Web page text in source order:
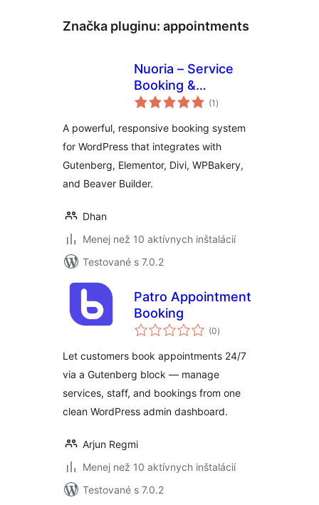
Značka pluginu: appointments
Nuoria – Service
Booking &
Appointments
(1 celkové
hodnotenie
)
A powerful, responsive booking system
for WordPress that integrates with
Gutenberg, Elementor, Divi, WPBakery,
and Beaver Builder.
Dhan
Menej než 10 aktívnych inštalácií
Testované s 7.0.2
Patro Appointment
Booking
(0celkové
hodnotenie
)
Let customers book appointments 24/7
via a Gutenberg block — manage
services, staff, and bookings from one
clean WordPress admin dashboard.
Arjun Regmi
Menej než 10 aktívnych inštalácií
Testované s 7.0.2